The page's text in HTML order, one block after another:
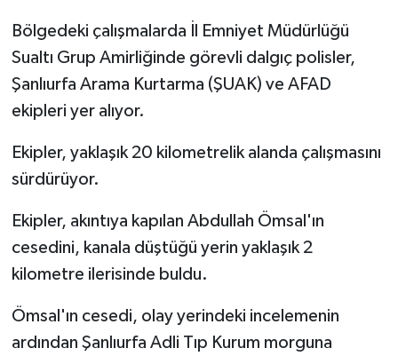
Bölgedeki çalışmalarda İl Emniyet Müdürlüğü
Sualtı Grup Amirliğinde görevli dalgıç polisler,
Şanlıurfa Arama Kurtarma (ŞUAK) ve AFAD
ekipleri yer alıyor.
Ekipler, yaklaşık 20 kilometrelik alanda çalışmasını
sürdürüyor.
Ekipler, akıntıya kapılan Abdullah Ömsal'ın
cesedini, kanala düştüğü yerin yaklaşık 2
kilometre ilerisinde buldu.
Ömsal'ın cesedi, olay yerindeki incelemenin
ardından Şanlıurfa Adli Tıp Kurum morguna
Spor
Yaşam